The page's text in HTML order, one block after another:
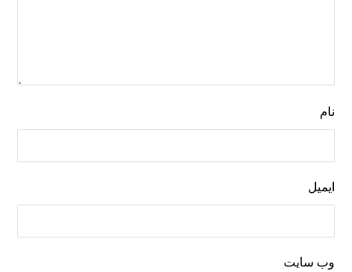
نام
ایمیل
وب‌ سایت